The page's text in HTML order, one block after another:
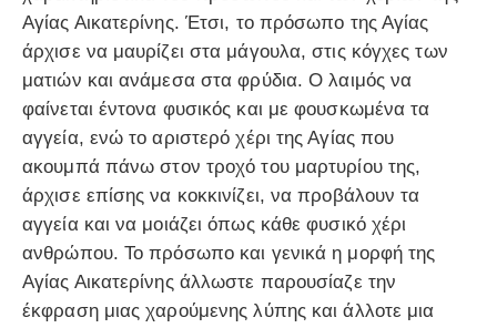
Αγίας Αικατερίνης. Έτσι, το πρόσωπο της Αγίας
άρχισε να μαυρίζει στα μάγουλα, στις κόγχες των
ματιών και ανάμεσα στα φρύδια. Ο λαιμός να
φαίνεται έντονα φυσικός και με φουσκωμένα τα
αγγεία, ενώ το αριστερό χέρι της Αγίας που
ακουμπά πάνω στον τροχό του μαρτυρίου της,
άρχισε επίσης να κοκκινίζει, να προβάλουν τα
αγγεία και να μοιάζει όπως κάθε φυσικό χέρι
ανθρώπου. Το πρόσωπο και γενικά η μορφή της
Αγίας Αικατερίνης άλλωστε παρουσίαζε την
έκφραση μιας χαρούμενης λύπης και άλλοτε μια